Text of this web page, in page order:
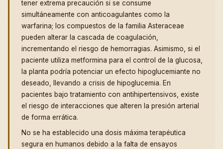
tener extrema precaución si se consume
simultáneamente con anticoagulantes como la
warfarina; los compuestos de la familia Asteraceae
pueden alterar la cascada de coagulación,
incrementando el riesgo de hemorragias. Asimismo, si el
paciente utiliza metformina para el control de la glucosa,
la planta podría potenciar un efecto hipoglucemiante no
deseado, llevando a crisis de hipoglucemia. En
pacientes bajo tratamiento con antihipertensivos, existe
el riesgo de interacciones que alteren la presión arterial
de forma errática.
No se ha establecido una dosis máxima terapéutica
segura en humanos debido a la falta de ensayos